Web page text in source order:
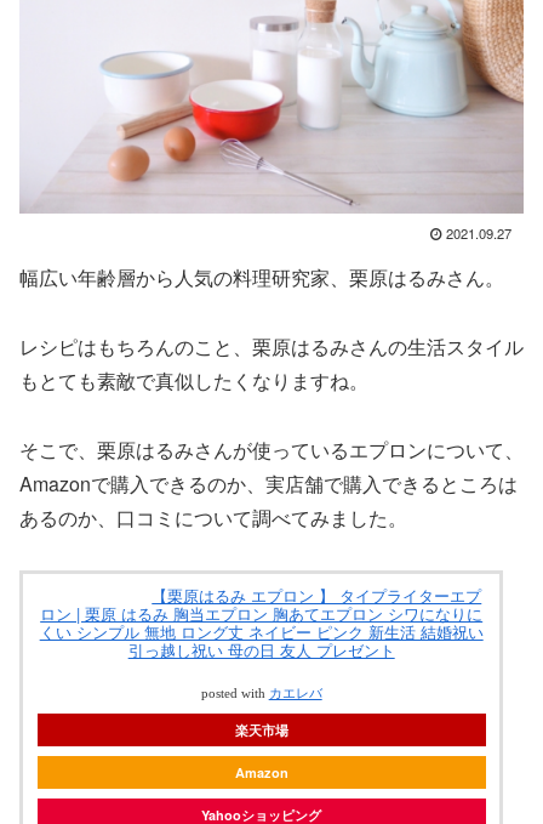
2021.09.27
幅広い年齢層から人気の料理研究家、栗原はるみさん。
レシピはもちろんのこと、栗原はるみさんの生活スタイル
もとても素敵で真似したくなりますね。
そこで、栗原はるみさんが使っているエプロンについて、
Amazonで購入できるのか、実店舗で購入できるところは
あるのか、口コミについて調べてみました。
【栗原はるみ エプロン 】 タイプライターエプ
ロン | 栗原 はるみ 胸当エプロン 胸あてエプロン シワになりに
くい シンプル 無地 ロング丈 ネイビー ピンク 新生活 結婚祝い
引っ越し祝い 母の日 友人 プレゼント
posted with カエレバ
楽天市場
Amazon
Yahooショッピング